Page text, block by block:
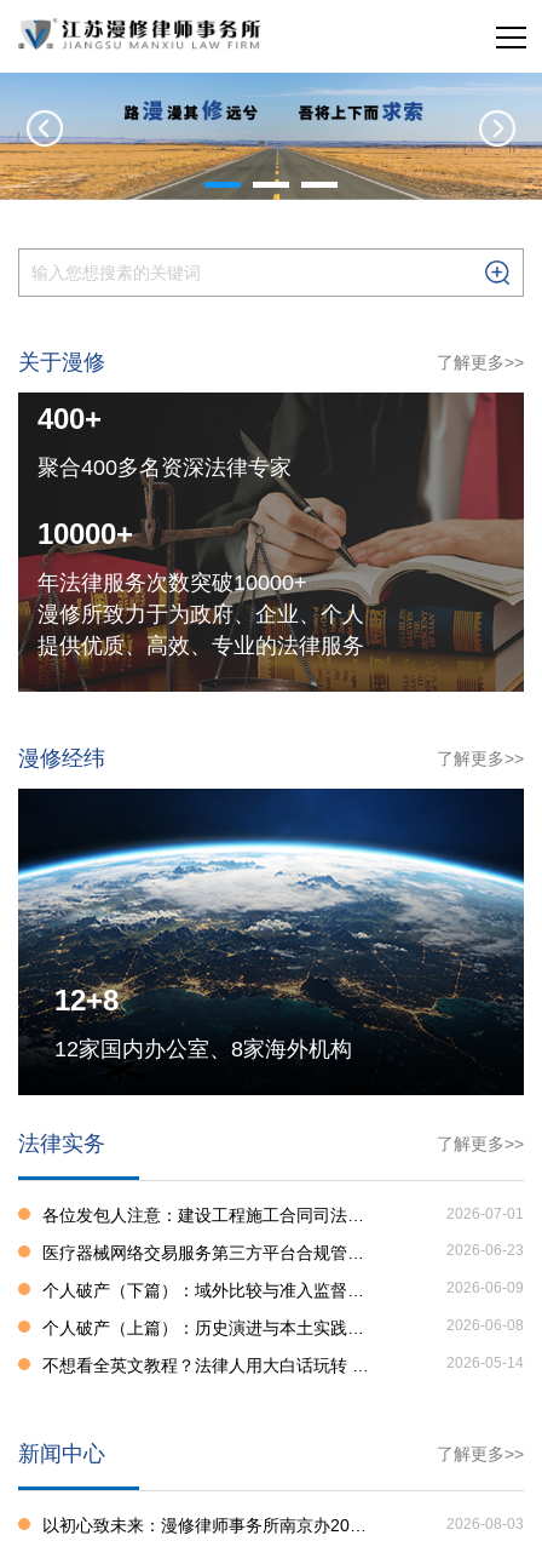
关于漫修 了解更多>>
400+
聚合400多名资深法律专家
10000+
年法律服务次数突破10000+
漫修所致力于为政府、企业、个人
提供优质、高效、专业的法律服务
漫修经纬 了解更多>>
12+8
12家国内办公室、8家海外机构
法律实务 了解更多>>
各位发包人注意：建设工程施工合同司法解释二来了！ 2026-07-01
医疗器械网络交易服务第三方平台合规管理要点 | 医疗器械网络销售合规风险管理指南（第三篇） 2026-06-23
个人破产（下篇）：域外比较与准入监督路径构建 2026-06-09
个人破产（上篇）：历史演进与本土实践探索 2026-06-08
不想看全英文教程？法律人用大白话玩转 AI 的极简路径 2026-05-14
新闻中心 了解更多>>
以初心致未来：漫修律师事务所南京办2026年中总结与多元赋能活动纪实 2026-08-03